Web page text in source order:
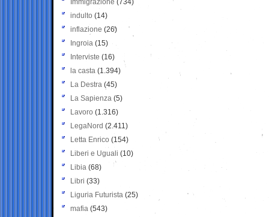
Immigrazione (734)
indulto (14)
inflazione (26)
Ingroia (15)
Interviste (16)
la casta (1.394)
La Destra (45)
La Sapienza (5)
Lavoro (1.316)
LegaNord (2.411)
Letta Enrico (154)
Liberi e Uguali (10)
Libia (68)
Libri (33)
Liguria Futurista (25)
mafia (543)